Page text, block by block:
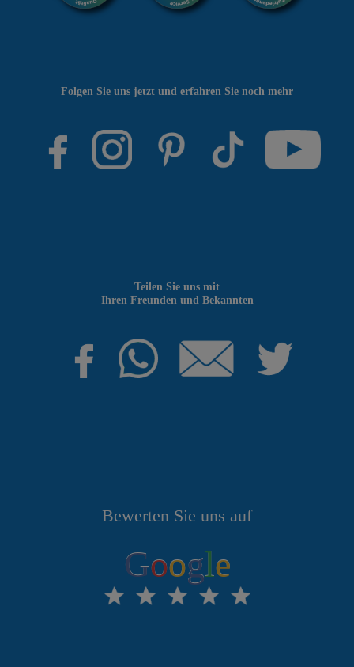
Bewerten Sie uns auf
Google
Teilen Sie uns mit
Ihren Freunden und Bekannten
Folgen Sie uns jetzt und erfahren Sie noch mehr